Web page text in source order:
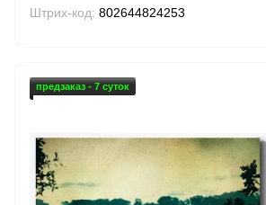
Штрих-код: 802644824253
предзаказ - 7 суток